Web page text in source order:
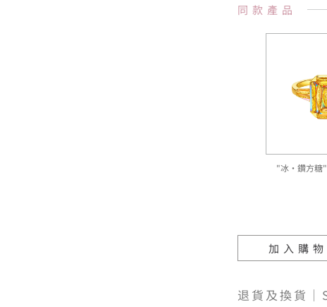
同款產品
"冰·鑽方糖
加入購
退貨及換貨